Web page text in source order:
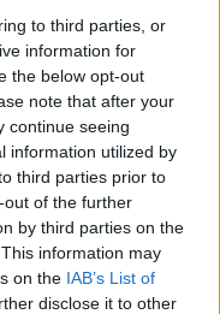
to third parties, or
information for
the below opt-out
note that after your
continue seeing
information utilized by
third parties prior to
of the further
by third parties on the
information may
on the IAB’s List of
disclose it to other
při vedrech remízky
zvířata na jihu
se při tropických
ochlazují v
i kamenných stájích.
jihočeští farmáři
v noci a v největších
Kvůli suchu
dobytek přikrmovat
a rostou náklady na
zjistila ČTK.